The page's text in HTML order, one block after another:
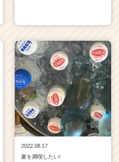
2022.08.17
夏を満喫したい!